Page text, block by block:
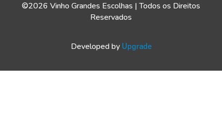
©2026 Vinho Grandes Escolhas | Todos os Direitos
Reservados
Developed by Upgrade